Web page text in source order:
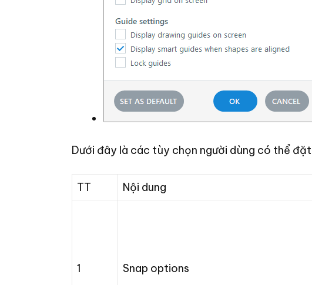
Dưới đây là các tùy chọn người dùng có thể
TT Nội dung
1 Snap options